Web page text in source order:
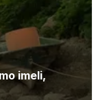
imeli,